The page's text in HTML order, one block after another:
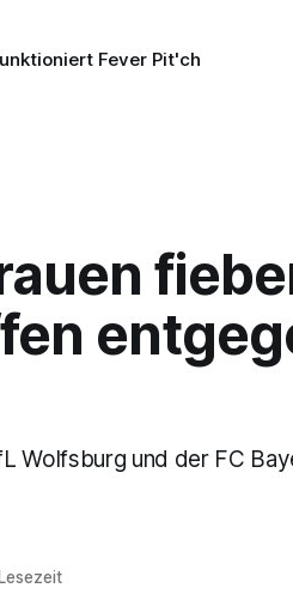
Fever Pit'ch
Wolfsburg und der FC